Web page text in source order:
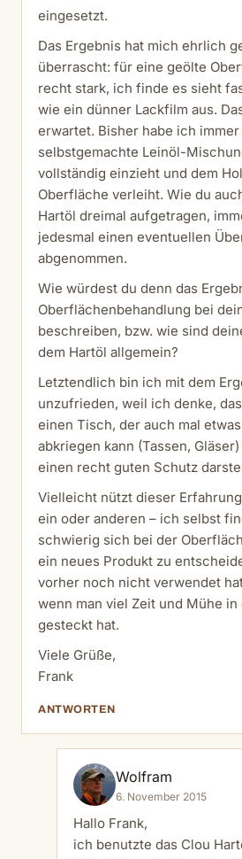
eingesetzt.
Das Ergebnis hat mich ehrlich
überrascht: für eine geölte
recht stark, ich finde es sieht
wie ein dünner Lackfilm aus.
erwartet. Bisher habe ich immer
selbstgemachte Leinöl-
vollständig einzieht und dem
Oberfläche verleiht. Wie du
Hartöl dreimal aufgetragen,
jedesmal einen eventuellen
abgenommen.
Wie würdest du denn das
Oberflächenbehandlung bei
beschreiben, bzw. wie sind
dem Hartöl allgemein?
Letztendlich bin ich mit dem
unzufrieden, weil ich denke,
einen Tisch, der auch mal
abkriegen kann (Tassen,
einen recht guten Schutz
Vielleicht nützt dieser
ein oder anderen – ich selbst
schwierig sich bei der
ein neues Produkt zu
vorher noch nicht verwendet
wenn man viel Zeit und Mühe in
gesteckt hat.
Viele Grüße,
Frank
ANTWORTEN
Wolfram
6. November 2015
Hallo Frank,
ich benutzte das Clou